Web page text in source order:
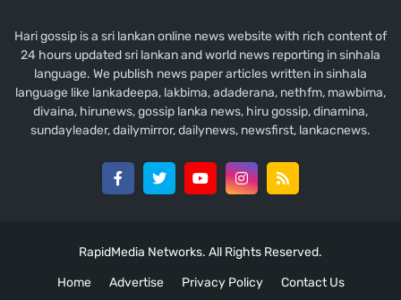
Hari gossip is a sri lankan online news website with rich content of
24 hours updated sri lankan and world news reporting in sinhala
language. We publish news paper articles written in sinhala
language like lankadeepa, lakbima, adaderana, nethfm, mawbima,
divaina, hirunews, gossip lanka news, hiru gossip, dinamina,
sundayleader, dailymirror, dailynews, newsfirst, lankacnews.
RapidMedia Networks. All Rights Reserved.
Home
Advertise Privacy Policy Contact Us